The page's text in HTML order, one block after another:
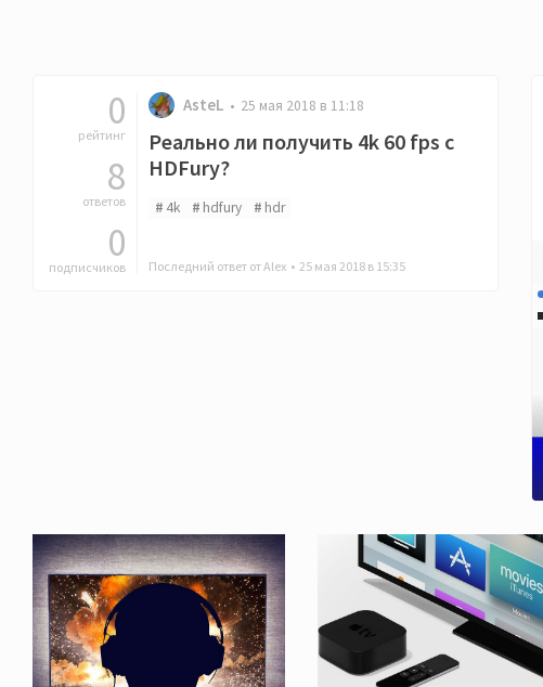
0
рейтинг
8
ответов
0
подписчиков
AsteL 25 мая 2018 в 11:18
Реально ли получить 4k 60 fps c
HDFury?
4k hdfury hdr
Последний ответ от Alex • 25 мая 2018 в 15:35